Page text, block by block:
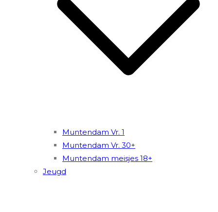
Muntendam Vr. 1
Muntendam Vr. 30+
Muntendam meisjes 18+
Jeugd